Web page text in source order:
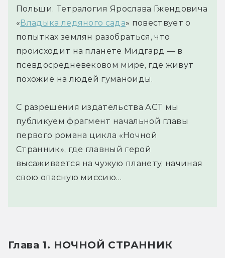
Польши. Тетралогия Ярослава Гжендовича
«Владыка ледяного сада» повествует о
попытках землян разобраться, что
происходит на планете Мидгард — в
псевдосредневековом мире, где живут
похожие на людей гуманоиды.
С разрешения издательства АСТ мы
публикуем фрагмент начальной главы
первого романа цикла «Ночной
Странник», где главный герой
высаживается на чужую планету, начиная
свою опасную миссию…
Глава 1. НОЧНОЙ СТРАННИК